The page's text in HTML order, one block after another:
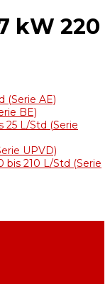
kW 220
(Serie AE)
BE)
25 L/Std (Serie
UPVD)
bis 210 L/Std (Serie